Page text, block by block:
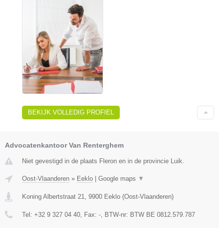
BEKIJK VOLLEDIG PROFIEL
Advocatenkantoor Van Renterghem
Niet gevestigd in de plaats Fleron en in de provincie Luik.
Oost-Vlaanderen » Eeklo Google maps ▼
Koning Albertstraat 21 9900 Eeklo (Oost-Vlaanderen)
Tel: +32 9 327 04 40 , Fax: - , BTW-nr: BTW BE 0812.579.787